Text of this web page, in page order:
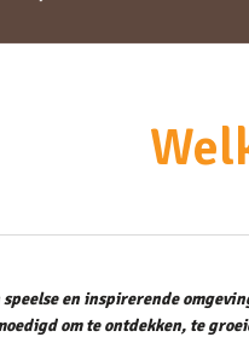
en inspirerende
om te ontdekken, te